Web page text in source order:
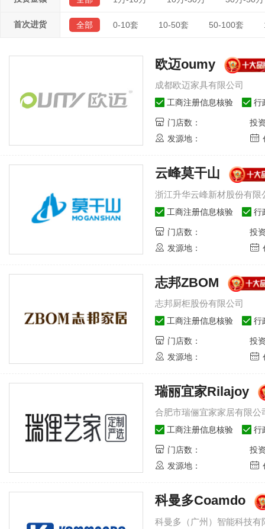
首次进货 全部 0-10套 10-50套 50-100套
欧迈oumy
成都欧迈家具有限公司
工商注册信息核验 行
门店数：
投
发源地：
云峰莫干山
浙江升华云峰新材股份有限
工商注册信息核验 行
门店数：
投
发源地：
志邦ZBOM
志邦厨柜股份有限公司
工商注册信息核验 行
门店数：
投
发源地：
瑞丽宜家Rilajoy
合肥市瑞俪宜家家居有限公
工商注册信息核验 行
门店数：
投
发源地：
科曼多Coamdo
科曼多（广州）智能科技有
欧迈oumy
成都欧迈家具有限公司
志邦厨柜股份有限公司 68325人关注
公司
伊百
公司
了解
伊仕利家居-广州润星家具材料有
玛格MACIO-重庆玛格装饰建材有